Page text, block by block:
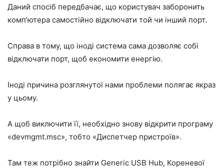
Даний спосіб передбачає, що користувач заборонить
комп’ютера самостійно відключати той чи інший порт.
Справа в тому, що іноді система сама дозволяє собі
відключати порт, щоб економити енергію.
Іноді причина розглянутої нами проблеми полягає якраз
у цьому.
А щоб виключити її, необхідно знову відкрити програму
«devmgmt.msc», тобто «Диспетчер пристроїв».
Там теж потрібно знайти Generic USB Hub, Кореневої